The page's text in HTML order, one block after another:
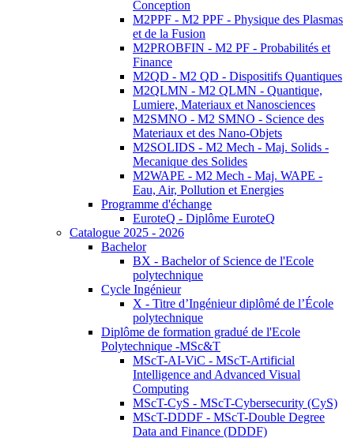
Conception
M2PPF - M2 PPF - Physique des Plasmas
et de la Fusion
M2PROBFIN - M2 PF - Probabilités et
Finance
M2QD - M2 QD - Dispositifs Quantiques
M2QLMN - M2 QLMN - Quantique,
Lumiere, Materiaux et Nanosciences
M2SMNO - M2 SMNO - Science des
Materiaux et des Nano-Objets
M2SOLIDS - M2 Mech - Maj. Solids -
Mecanique des Solides
M2WAPE - M2 Mech - Maj. WAPE -
Eau, Air, Pollution et Energies
Programme d'échange
EuroteQ - Diplôme EuroteQ
Catalogue 2025 - 2026
Bachelor
BX - Bachelor of Science de l'Ecole
polytechnique
Cycle Ingénieur
X - Titre d’Ingénieur diplômé de l’École
polytechnique
Diplôme de formation gradué de l'Ecole
Polytechnique -MSc&T
MScT-AI-ViC - MScT-Artificial
Intelligence and Advanced Visual
Computing
MScT-CyS - MScT-Cybersecurity (CyS)
MScT-DDDF - MScT-Double Degree
Data and Finance (DDDF)